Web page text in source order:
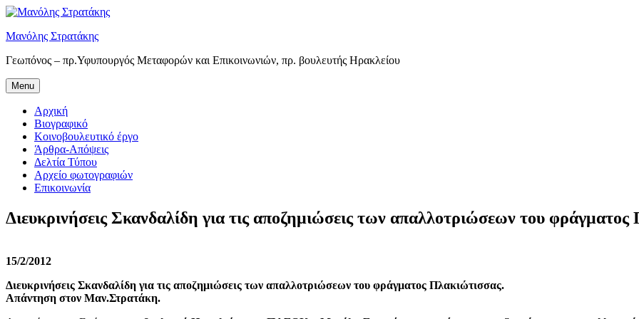
Skip
content
Μανόλης Στρατάκης
Γεωπόνος – πρ.Υφυπουργός Μεταφορών και Επικοινωνιών, πρ. βουλευτής Ηρακλείου
Menu
Αρχική
Βιογραφικό
Κοινοβουλευτικό έργο
Άρθρα-Απόψεις
Δελτία Τύπου
Αρχείο φωτογραφιών
Επικοινωνία
Διευκρινήσεις Σκανδαλίδη για τις αποζημιώσεις των απαλλοτριώσεων του
15/2/2012
Διευκρινήσεις Σκανδαλίδη για τις αποζημιώσεις των απαλλοτριώσεων του φράγματος Πλακιώτισσας.
Απάντηση στον Μαν.Στρατάκη.